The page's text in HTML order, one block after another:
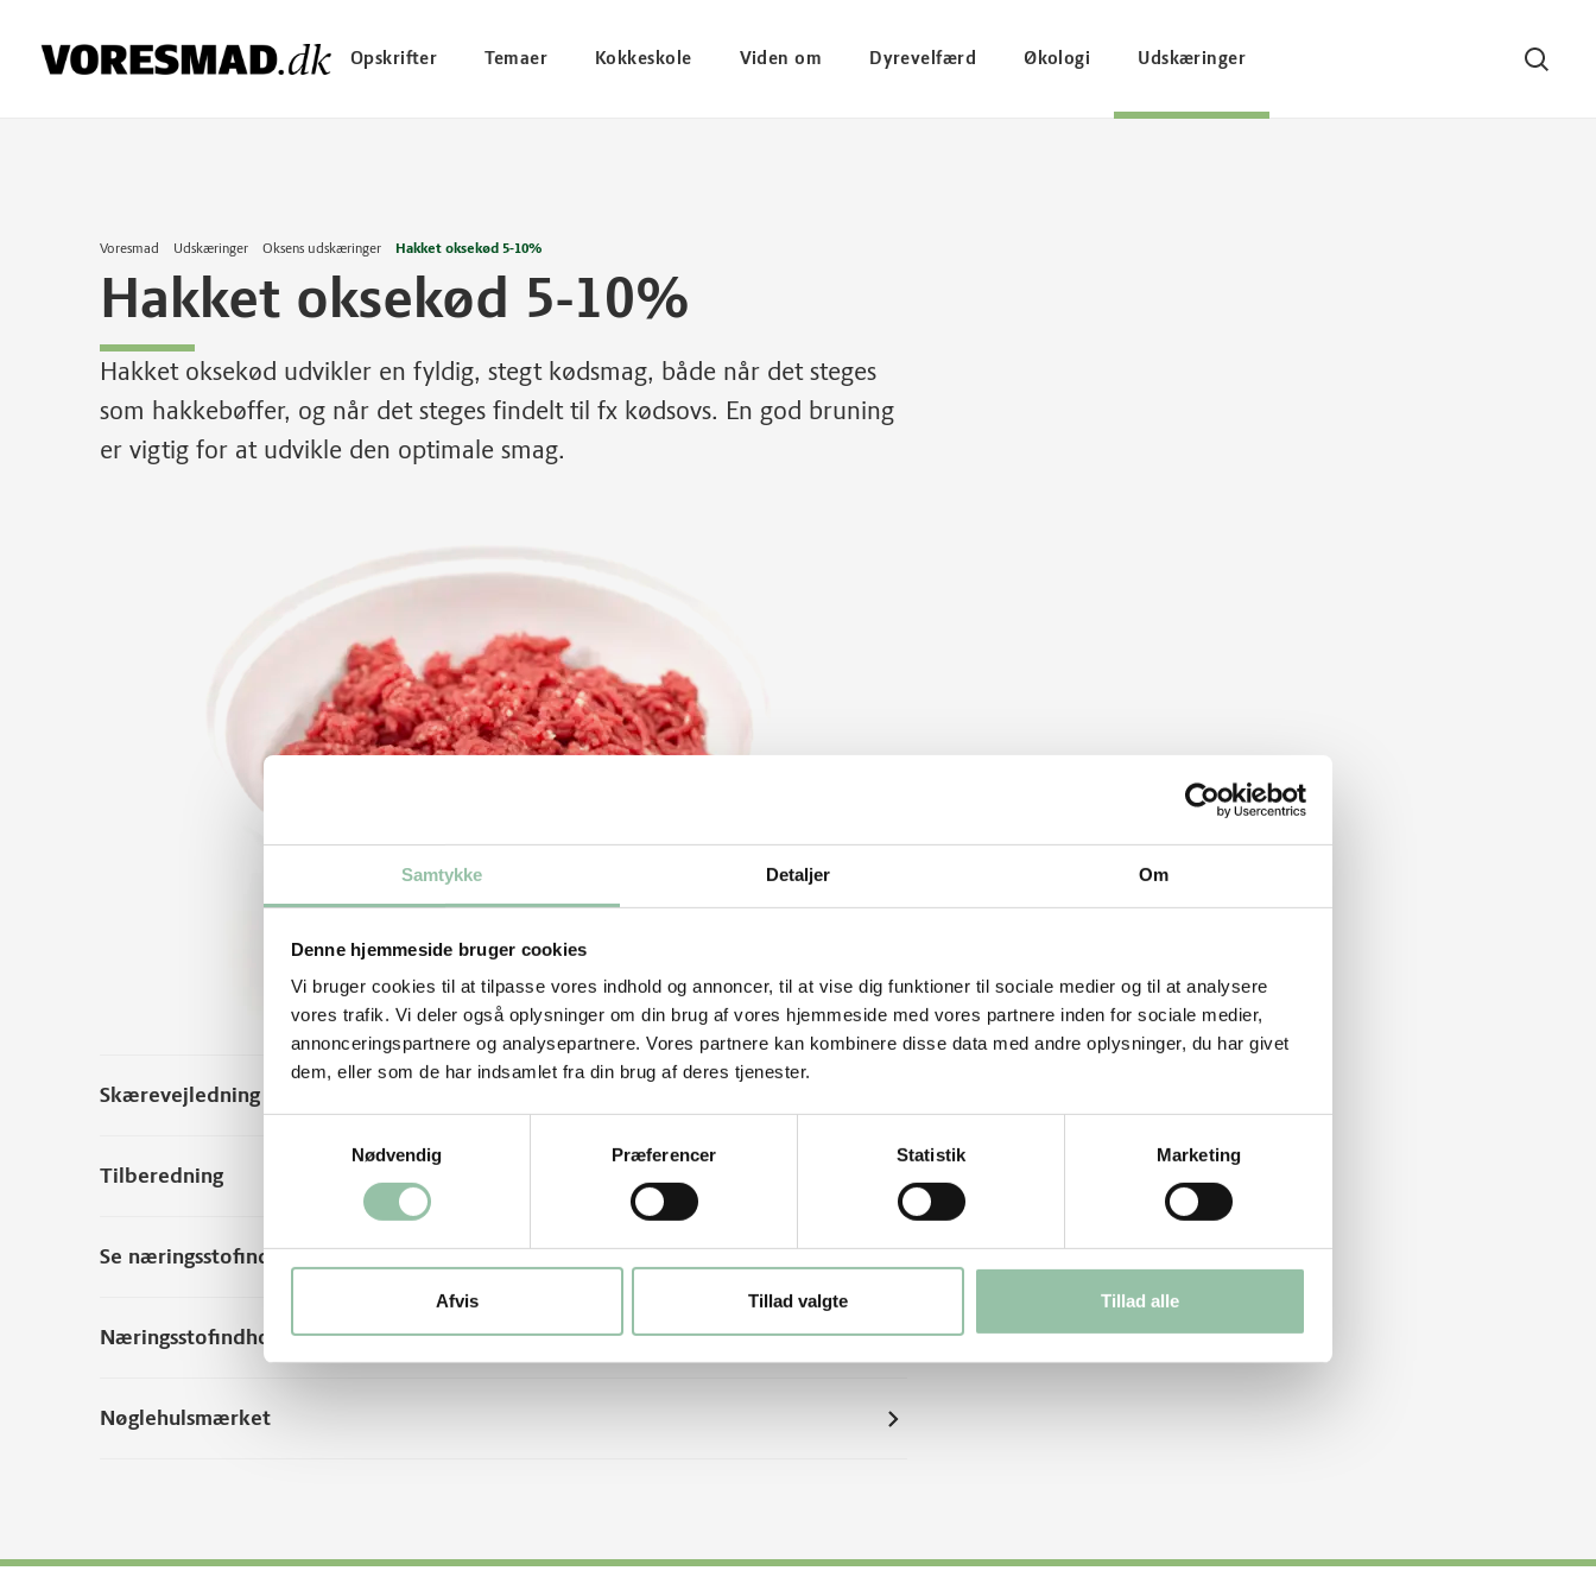
Samtykke Detaljer Om
Denne hjemmeside bruger cookies
Vi bruger cookies til at tilpasse vores indhold og annoncer, til at vise dig funktioner til sociale medier og til at analysere
vores trafik. Vi deler også oplysninger om din brug af vores hjemmeside med vores partnere inden for sociale medier,
annonceringspartnere og analysepartnere. Vores partnere kan kombinere disse data med andre oplysninger, du har givet
dem, eller som de har indsamlet fra din brug af deres tjenester.
Nødvendig
Præferencer Statistik Marketing
Afvis Tillad valgte Tillad alle
Opskrifter Temaer Kokkeskole Viden om Dyrevelfærd Økologi Udskæringer
Søg
Voresmad Udskæringer Oksens udskæringer Hakket oksekød 5-10%
Hakket oksekød 5-10%
Hakket oksekød udvikler en fyldig, stegt kødsmag, både når det steges
som hakkebøffer, og når det steges findelt til fx kødsovs. En god bruning
er vigtig for at udvikle den optimale smag.
Skærevejledning
Tilberedning
Se næringsstofindhold per 100 g rå vægt
Næringsstofindhold fra andre kilder
Nøglehulsmærket